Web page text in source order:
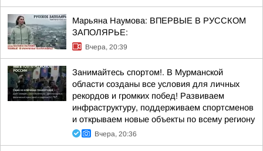
Марьяна Наумова: ВПЕРВЫЕ В РУССКОМ
ЗАПОЛЯРЬЕ:
Вчера, 20:39
Занимайтесь спортом!. В Мурманской
области созданы все условия для личных
рекордов и громких побед! Развиваем
инфраструктуру, поддерживаем спортсменов
и открываем новые объекты по всему региону
Вчера, 20:36